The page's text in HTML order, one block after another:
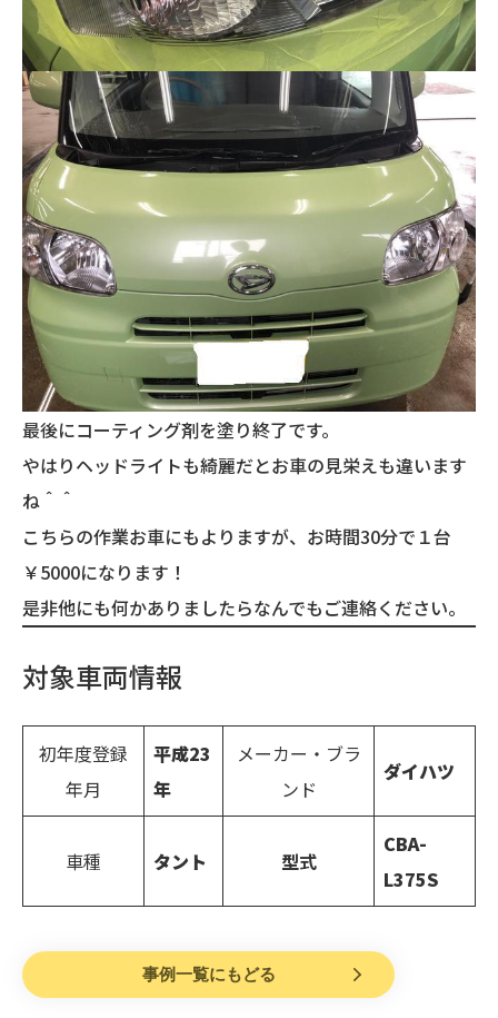
最後にコーティング剤を塗り終了です。
やはりヘッドライトも綺麗だとお車の見栄えも違います
ね＾＾
こちらの作業お車にもよりますが、お時間30分で１台
￥5000になります！
是非他にも何かありましたらなんでもご連絡ください。
対象車両情報
初年度登録
年月
平成23
年
メーカー・ブラ
ンド
ダイハツ
車種 タント 型式
CBA-
L375S
事例一覧にもどる